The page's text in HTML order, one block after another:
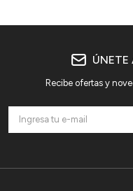
ÚNETE
Recibe ofertas y